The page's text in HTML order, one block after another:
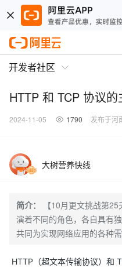
开发者社区
HTTP 和 TCP 协议的
2024-11-05 1790 发布于河
大树营养快线
简介：
【10月更文挑战第
演着不同的角色，各自具有
共同为实现网络应用的各种
HTTP（超文本传输协议）和